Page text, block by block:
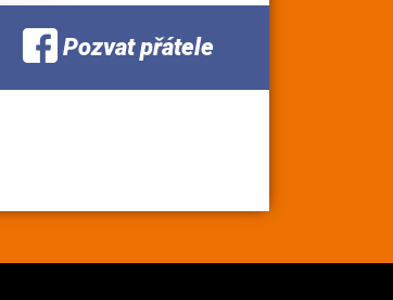
Pozvat přátele